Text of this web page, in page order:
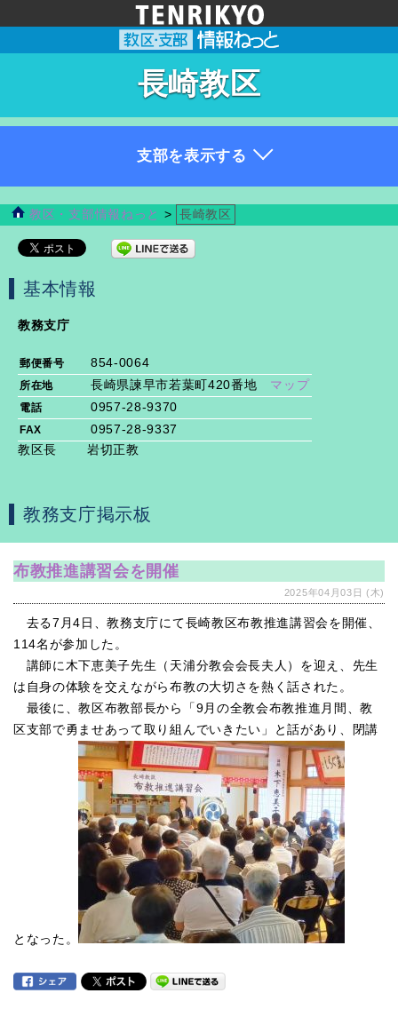
長崎教区
教区・支部情報ねっと > 長崎教区
基本情報
教務支庁
郵便番号 854-0064
所在地 長崎県諫早市若葉町420番地 マップ
電話 0957-28-9370
FAX
0957-28-9337
教区長 岩切正教
教務支庁掲示板
布教推進講習会を開催
2025年04月03日 (木)
去る7月4日、教務支庁にて長崎教区布教推進講習会を開催、
114名が参加した。
講師に木下恵美子先生（天浦分教会会長夫人）を迎え、先生
は自身の体験を交えながら布教の大切さを熱く話された。
最後に、教区布教部長から「9月の全教会布教推進月間、教
区支部で勇ませあって取り組んでいきたい」と話があり、閉講
となった。